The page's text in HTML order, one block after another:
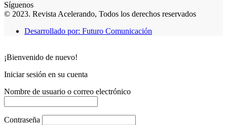
Síguenos
© 2023. Revista Acelerando, Todos los derechos reservados
Desarrollado por: Futuro Comunicación
¡Bienvenido de nuevo!
Iniciar sesión en su cuenta
Nombre de usuario o correo electrónico
Contraseña